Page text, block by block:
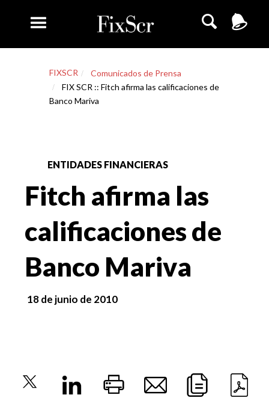
FIXSCR
Comunicados de Prensa
FIX SCR :: Fitch afirma las calificaciones de
Banco Mariva
ENTIDADES FINANCIERAS
Fitch afirma las
calificaciones de
Banco Mariva
18 de junio de 2010